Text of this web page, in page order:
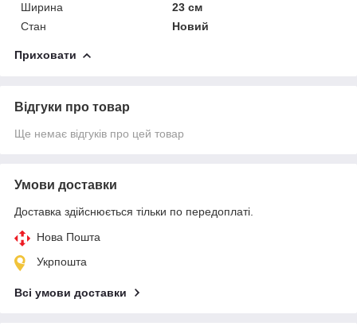
Ширина
23 см
Стан
Новий
Приховати
Відгуки про товар
Ще немає відгуків про цей товар
Умови доставки
Доставка здійснюється тільки по передоплаті.
Нова Пошта
Укрпошта
Всі умови доставки